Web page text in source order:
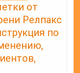
от
Релпакс
по